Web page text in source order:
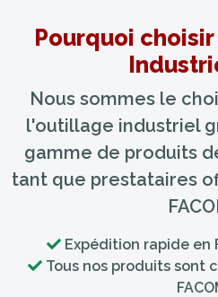
Pourquoi
Nous sommes le
l'outillage industriel
gamme de produits
tant que prestataires
Expédition rapide en
Tous nos produits sont